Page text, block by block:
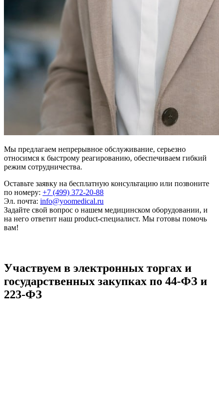
Мы предлагаем непрерывное обслуживание, серьезно
относимся к быстрому реагированию, обеспечиваем гибкий
режим сотрудничества.
Оставьте заявку на бесплатную консультацию или позвоните
по номеру: +7 (499) 372-20-88
Эл. почта: info@yoomedical.ru
Задайте свой вопрос о нашем медицинском оборудовании, и
на него ответит наш product-специалист. Мы готовы помочь
вам!
Участвуем в электронных торгах и
государственных закупках по 44-ФЗ и
223-ФЗ